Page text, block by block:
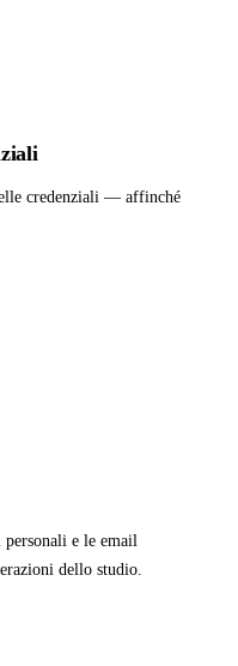
credenziali — affinché
personali e le email
dello studio.